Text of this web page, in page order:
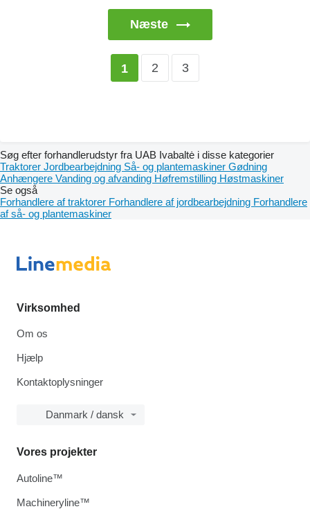
Næste
1 2 3
Søg efter forhandlerudstyr fra UAB Ivabaltė i disse kategorier
Traktorer Jordbearbejdning Så- og plantemaskiner Gødning
Anhængere Vanding og afvanding Høfremstilling Høstmaskiner
Se også
Forhandlere af traktorer Forhandlere af jordbearbejdning Forhandlere
af så- og plantemaskiner
Virksomhed
Om os
Hjælp
Kontaktoplysninger
Danmark / dansk
Vores projekter
Autoline™
Machineryline™